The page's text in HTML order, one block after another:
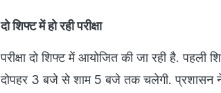
दो शिफ्ट में हो रही परीक्षा
परीक्षा दो शिफ्ट में आयोजित की जा रही है.
दोपहर 3 बजे से शाम 5 बजे तक चलेगी. प्रशासन ने